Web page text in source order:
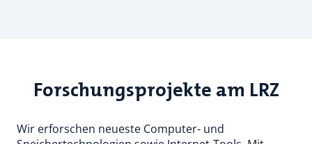
Forschungsprojekte am LRZ
Wir erforschen neueste Computer- und